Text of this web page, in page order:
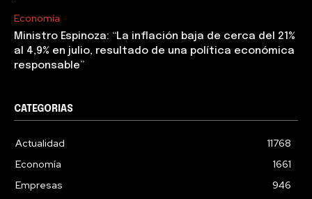
Economía
Ministro Espinoza: “La inflación baja de cerca del 21%
al 4,9% en julio, resultado de una política económica
responsable”
CATEGORIAS
Actualidad
11768
Economía
1661
Empresas
946